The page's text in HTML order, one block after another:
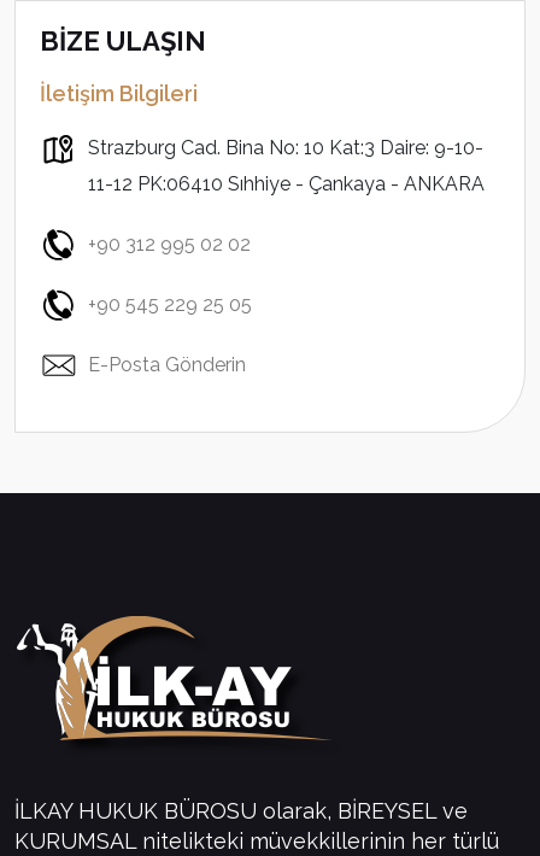
BİZE ULAŞIN
İletişim Bilgileri
Strazburg Cad. Bina No: 10 Kat:3 Daire: 9-10-
11-12 PK:06410 Sıhhiye - Çankaya - ANKARA
+90 312 995 02 02
+90 545 229 25 05
E-Posta Gönderin
İLKAY HUKUK BÜROSU olarak, BİREYSEL ve
KURUMSAL nitelikteki müvekkillerinin her türlü